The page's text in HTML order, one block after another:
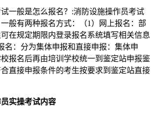
一般是怎么报名？:消防设施操作员考试
般有两种报名方式：（1）网上报名：部
在规定期限内登录报名系统填写相关信息
名：分为集体申报和直接申报：集体申
报名后再由培训学校统一到鉴定站申报鉴
直接申报条件的考生按要求到鉴定站直接
实操考试内容